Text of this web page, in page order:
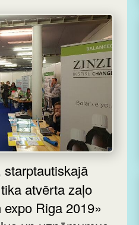
atvērta zaļo
Riga 2019»